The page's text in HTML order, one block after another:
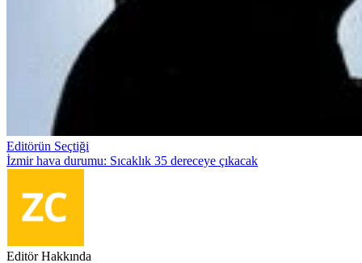
Editörün Seçtiği
İzmir hava durumu: Sıcaklık 35 dereceye çıkacak
Editör Hakkında